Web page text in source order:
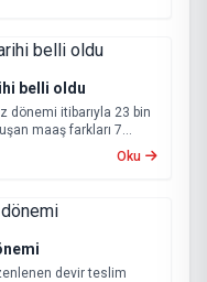
belli oldu
dönemi itibarıyla 23 bin
maaş farkları 7
Oku
devir teslim